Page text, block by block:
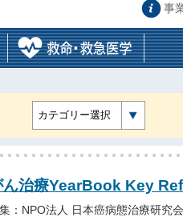
事
カテゴリー選択
ん治療YearBook Key
：NPO法人 日本癌病態治療研究会